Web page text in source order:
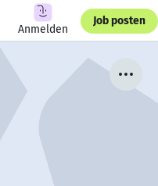
Anmelden
Job posten